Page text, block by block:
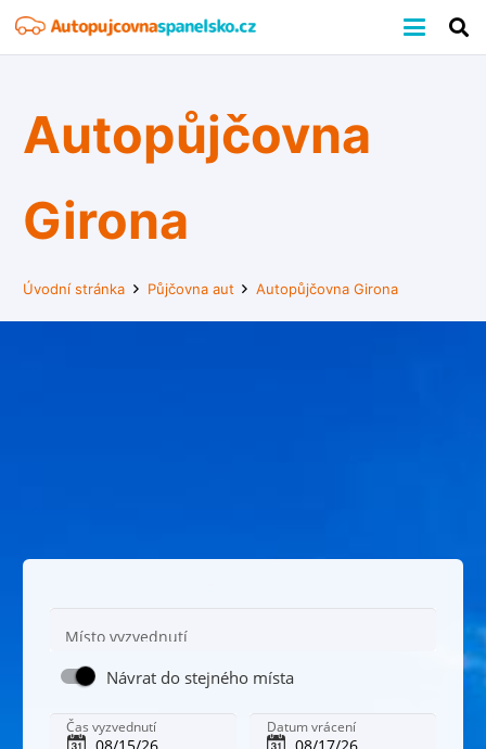
Autopůjčovna
Girona
Úvodní stránka Půjčovna aut Autopůjčovna Girona
Místo vyzvednutí
Návrat do stejného místa
Čas vyzvednutí Datum vrácení